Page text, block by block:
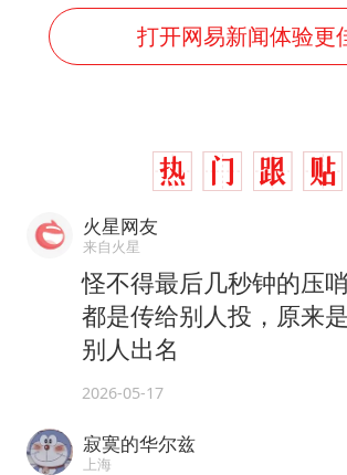
打开网易新闻体验更
火星网友
来自火星
怪不得最后几秒钟的压
都是传给别人投，原来
别人出名
2026-05-17
寂寞的华尔兹
上海